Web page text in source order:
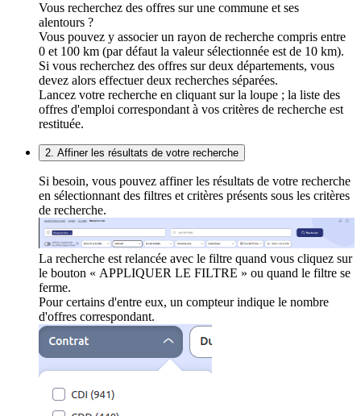
Vous recherchez des offres sur une commune et ses
alentours ?
Vous pouvez y associer un rayon de recherche compris entre
0 et 100 km (par défaut la valeur sélectionnée est de 10 km).
Si vous recherchez des offres sur deux départements, vous
devez alors effectuer deux recherches séparées.
Lancez votre recherche en cliquant sur la loupe ; la liste des
offres d'emploi correspondant à vos critères de recherche est
restituée.
2. Affiner les résultats de votre recherche
Si besoin, vous pouvez affiner les résultats de votre recherche
en sélectionnant des filtres et critères présents sous les critères
de recherche.
La recherche est relancée avec le filtre quand vous cliquez sur
le bouton « APPLIQUER LE FILTRE » ou quand le filtre se
ferme.
Pour certains d'entre eux, un compteur indique le nombre
d'offres correspondant.